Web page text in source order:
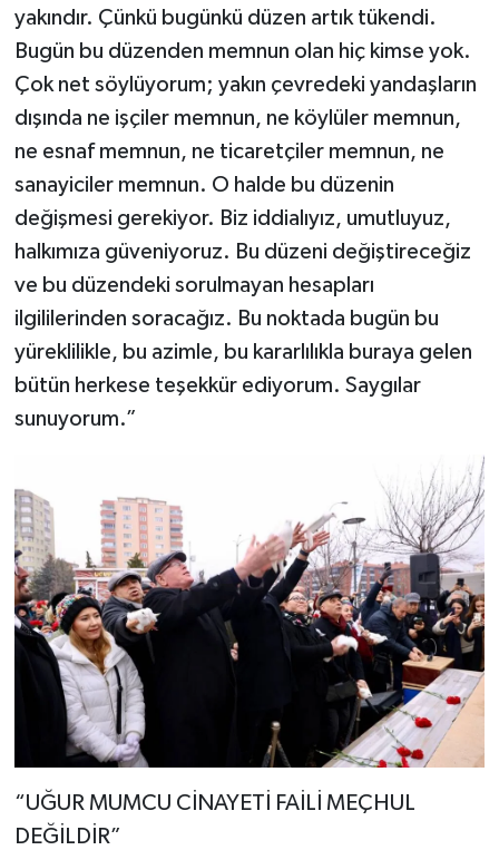
yakındır. Çünkü bugünkü düzen artık tükendi.
Bugün bu düzenden memnun olan hiç kimse yok.
Çok net söylüyorum; yakın çevredeki yandaşların
dışında ne işçiler memnun, ne köylüler memnun,
ne esnaf memnun, ne ticaretçiler memnun, ne
sanayiciler memnun. O halde bu düzenin
değişmesi gerekiyor. Biz iddialıyız, umutluyuz,
halkımıza güveniyoruz. Bu düzeni değiştireceğiz
ve bu düzendeki sorulmayan hesapları
ilgililerinden soracağız. Bu noktada bugün bu
yüreklilikle, bu azimle, bu kararlılıkla buraya gelen
bütün herkese teşekkür ediyorum. Saygılar
sunuyorum.”
“UĞUR MUMCU CİNAYETİ FAİLİ MEÇHUL
DEĞİLDİR”